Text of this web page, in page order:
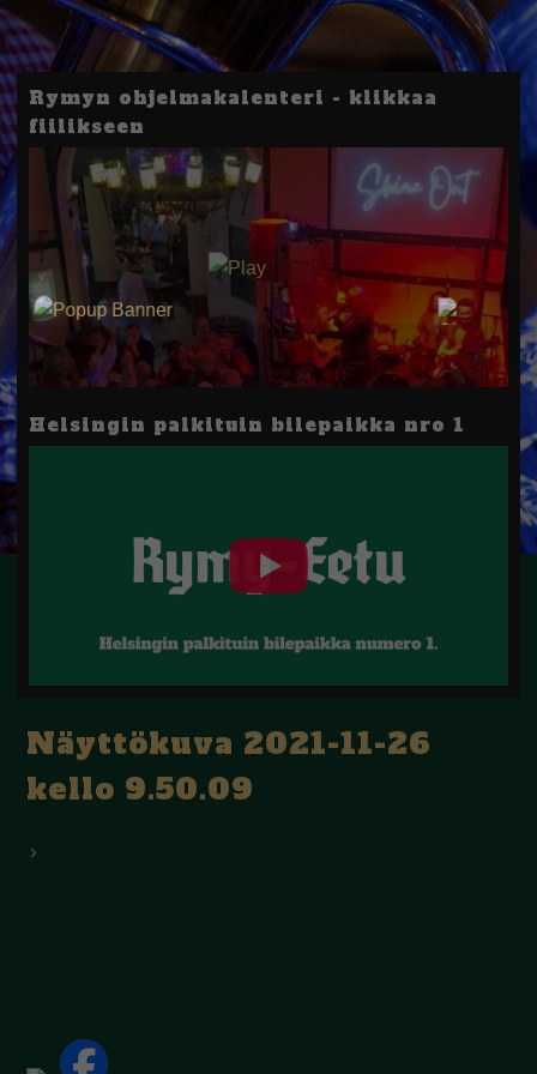
Rymyn ohjelmakalenteri - klikkaa
fiilikseen
Helsingin palkituin bilepaikka nro 1
Näyttökuva 2021-11-26
kello 9.50.09